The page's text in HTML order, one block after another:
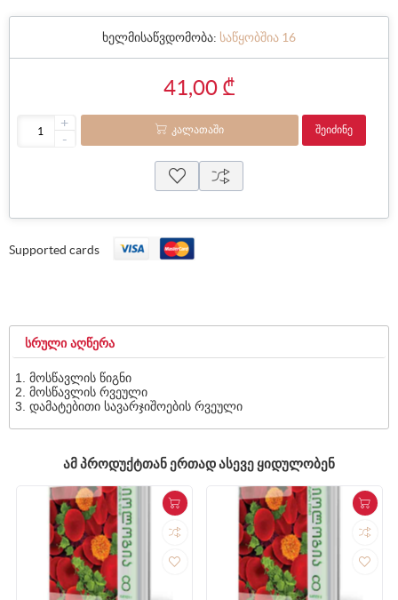
ხელმისაწვდომობა: საწყობშია 16
41,00 ₾
+
-
ᲙᲐᲚᲐᲗᲐᲨᲘ ᲨᲔᲘᲫᲘᲜᲔ
Supported cards
ᲡᲠᲣᲚᲘ ᲐᲦᲬᲔᲠᲐ
მოსწავლის წიგნი
მოსწავლის რვეული
დამატებითი სავარჯიშოების რვეული
ᲐᲛ ᲞᲠᲝᲓᲣᲥᲢᲗᲐᲜ ᲔᲠᲗᲐᲓ ᲐᲡᲔᲕᲔ ᲧᲘᲓᲣᲚᲝᲑᲔᲜ